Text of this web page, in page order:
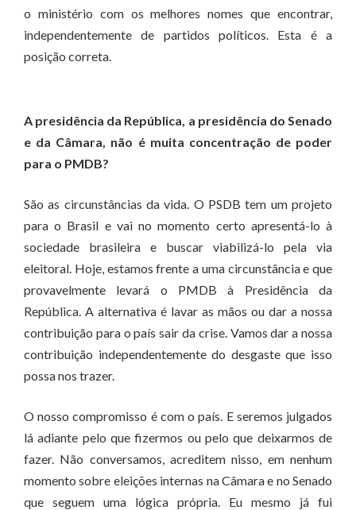
o ministério com os melhores nomes que encontrar,
independentemente de partidos políticos. Esta é a
posição correta.
A presidência da República, a presidência do Senado
e da Câmara, não é muita concentração de poder
para o PMDB?
São as circunstâncias da vida. O PSDB tem um projeto
para o Brasil e vai no momento certo apresentá-lo à
sociedade brasileira e buscar viabilizá-lo pela via
eleitoral. Hoje, estamos frente a uma circunstância e que
provavelmente levará o PMDB à Presidência da
República. A alternativa é lavar as mãos ou dar a nossa
contribuição para o país sair da crise. Vamos dar a nossa
contribuição independentemente do desgaste que isso
possa nos trazer.
O nosso compromisso é com o país. E seremos julgados
lá adiante pelo que fizermos ou pelo que deixarmos de
fazer. Não conversamos, acreditem nisso, em nenhum
momento sobre eleições internas na Câmara e no Senado
que seguem uma lógica própria. Eu mesmo já fui